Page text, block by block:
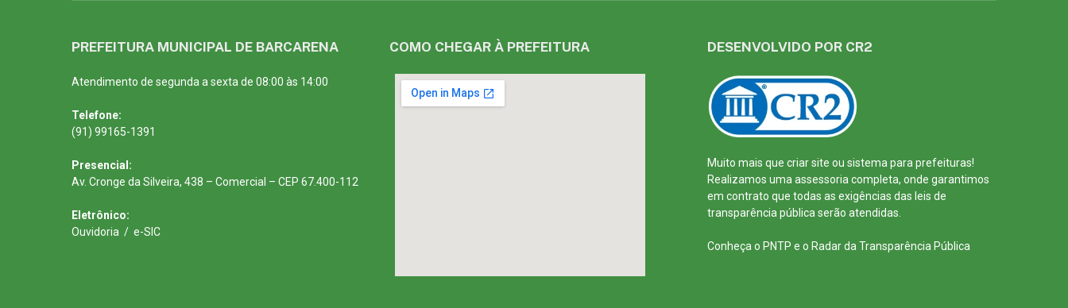
PREFEITURA MUNICIPAL DE BARCARENA
Atendimento de segunda a sexta de 08:00 às 14:00
Telefone:
(91) 99165-1391
Presencial:
Av. Cronge da Silveira, 438 – Comercial – CEP 67.400-112
Eletrônico:
Ouvidoria / e-SIC
COMO CHEGAR À PREFEITURA DESENVOLVIDO POR CR2
Muito mais que criar site ou sistema para prefeituras!
Realizamos uma assessoria completa, onde garantimos
em contrato que todas as exigências das leis de
transparência pública serão atendidas.
Conheça o PNTP e o Radar da Transparência Pública